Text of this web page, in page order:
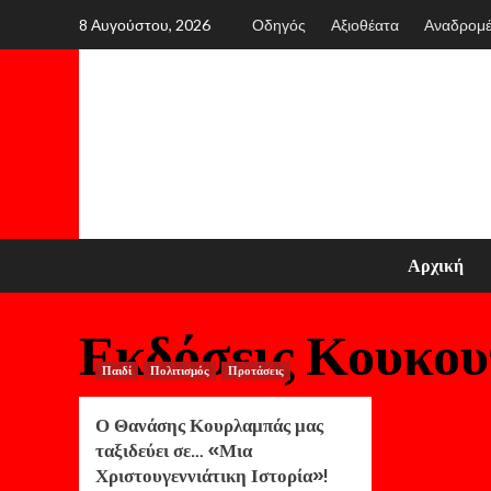
8 Αυγούστου, 2026 Οδηγός Αξιοθέατα
Αρχική
Εκδόσεις
Παιδί Πολιτισμός Προτάσεις
Ο Θανάσης Κουρλαμπάς μας
ταξιδεύει σε… «Μια
Χριστουγεννιάτικη Ιστορία»!